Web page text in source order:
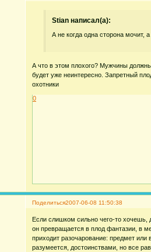
Stian написал(а):
А не когда одна сторона мочит,
А что в этом плохого? Мужчины
будет уже неинтересно. Запретный
охотники
0
Поделиться2007-06-08 11:50:38
Если слишком сильно чего-то
он превращается в плод фантазии, в
приходит разочарование: предмет
разумеется, достоинствами, но все